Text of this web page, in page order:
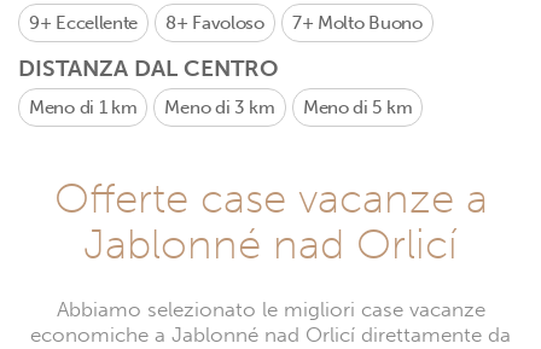
9+ Eccellente 8+ Favoloso 7+ Molto Buono
DISTANZA DAL CENTRO
Meno di 1 km Meno di 3 km Meno di 5 km
Offerte case vacanze a
Jablonné nad Orlicí
Abbiamo selezionato le migliori case vacanze
economiche a Jablonné nad Orlicí direttamente da